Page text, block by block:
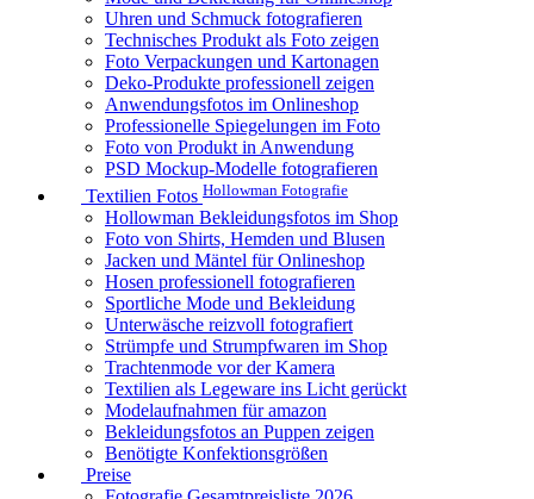
Uhren und Schmuck fotografieren
Technisches Produkt als Foto zeigen
Foto Verpackungen und Kartonagen
Deko-Produkte professionell zeigen
Anwendungsfotos im Onlineshop
Professionelle Spiegelungen im Foto
Foto von Produkt in Anwendung
PSD Mockup-Modelle fotografieren
Textilien Fotos Hollowman Fotografie
Hollowman Bekleidungsfotos im Shop
Foto von Shirts, Hemden und Blusen
Jacken und Mäntel für Onlineshop
Hosen professionell fotografieren
Sportliche Mode und Bekleidung
Unterwäsche reizvoll fotografiert
Strümpfe und Strumpfwaren im Shop
Trachtenmode vor der Kamera
Textilien als Legeware ins Licht gerückt
Modelaufnahmen für amazon
Bekleidungsfotos an Puppen zeigen
Benötigte Konfektionsgrößen
Preise